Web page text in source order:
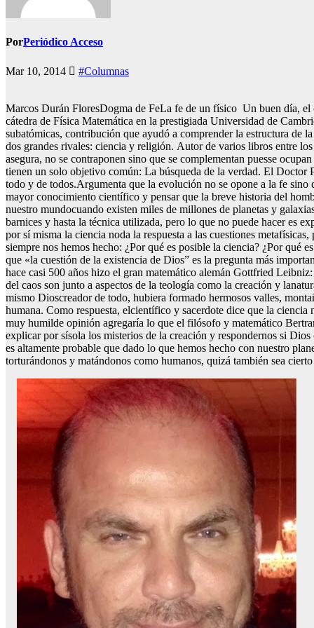
PorPeriódico Acceso
Mar 10, 2014 #Columnas
Marcos Durán FloresDogma de FeLa fe de un físico Un buen día,
cátedra de Física Matemática en la prestigiada Universidad de
subatómicas, contribución que ayudó a comprender la estructura de
dos grandes rivales: ciencia y religión. Autor de varios libros entre
asegura, no se contraponen sino que se complementan puesse
tienen un solo objetivo común: La búsqueda de la verdad. El
todo y de todos.Argumenta que la evolución no se opone a la fe
mayor conocimiento científico y pensar que la breve historia del
nuestro mundocuando existen miles de millones de planetas y
barnices y hasta la técnica utilizada, pero lo que no puede hacer es
por sí misma la ciencia noda la respuesta a las cuestiones
siempre nos hemos hecho: ¿Por qué es posible la ciencia? ¿Por
que «la cuestión de la existencia de Dios” es la pregunta más
hace casi 500 años hizo el gran matemático alemán Gottfried
del caos son junto a aspectos de la teología como la creación y
mismo Dioscreador de todo, hubiera formado hermosos valles,
humana. Como respuesta, elcientífico y sacerdote dice que la
muy humilde opinión agregaría lo que el filósofo y matemático
explicar por sísola los misterios de la creación y respondernos si
es altamente probable que dado lo que hemos hecho con nuestro
torturándonos y matándonos como humanos, quizá también sea